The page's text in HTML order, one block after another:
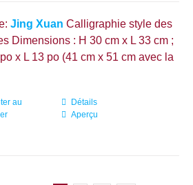
sur
la
page
Jing Xuan Calligraphie style des
Dimensions : H 30 cm x L 33 cm ;
x L 13 po (41 cm x 51 cm avec la
au
Détails
Aperçu